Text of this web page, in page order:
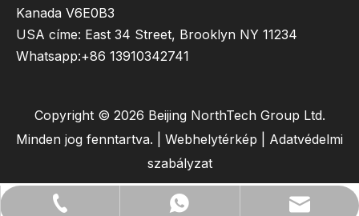
+86- 13522528544
+86 13522528544
lilywu202104@gmail.com
Kanada V6E0B3
USA címe: East 34 Street, Brooklyn NY 11234
Whatsapp:+86 13910342741
Copyright © 2026 Beijing NorthTech Group Ltd.
Minden jog fenntartva. | Webhelytérkép
Adatvédelmi
szabályzat